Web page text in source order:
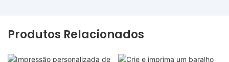
Produtos Relacionados